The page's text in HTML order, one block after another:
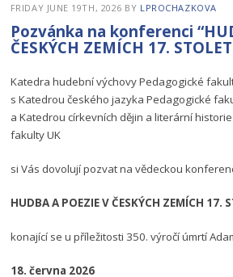
FRIDAY JUNE 19TH, 2026 BY LPROCHAZKOVA
Pozvánka na konferenci
ČESKÝCH ZEMÍCH 17.
Katedra hudební výchovy Pedagogické
s Katedrou českého jazyka Pedagogické
a Katedrou církevních dějin a literární
fakulty UK
si Vás dovolují pozvat na vědeckou
HUDBA A POEZIE V ČESKÝCH ZEMÍCH 17.
konající se u příležitosti 350. výročí úmrtí
18. června 2026